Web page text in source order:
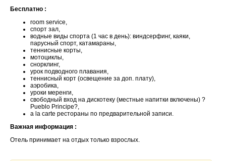
Бесплатно :
room service,
спорт зал,
водные виды спорта (1 час в день): виндсерфинг, каяки,
парусный спорт, катамараны,
теннисные корты,
мотоциклы,
снорклинг,
урок подводного плавания,
теннисный корт (освещение за доп. плату),
аэробика,
уроки меренги,
свободный вход на дискотеку (местные напитки включены) ?
Pueblo Principe?,
a la carte рестораны по предварительной записи.
Важная информация :
Отель принимает на отдых только взрослых.